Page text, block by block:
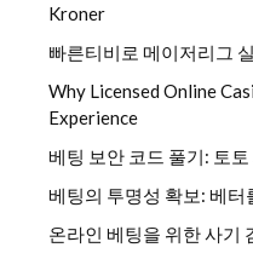
Kroner
빠른티비로 메이저리그
Why Licensed Online
Experience
베팅 보안 코드 풀기: 토
베팅의 투명성 확보: 베터
온라인 베팅을 위한 사기